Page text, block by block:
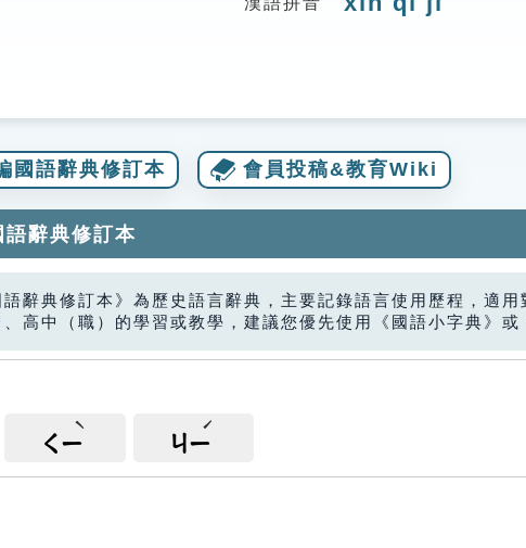
國語辭典修訂本 會員投稿&教育Wiki
辭典修訂本
語辭典修訂本》為歷史語言辭典，主要記錄語言使用歷程，適
高中（職）的學習或教學，建議您優先使用《國語小字典》或
ㄑㄧ ㄐㄧ